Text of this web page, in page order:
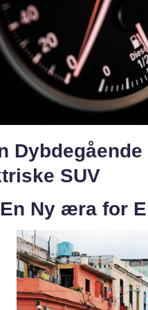
SUV
Ny æra for